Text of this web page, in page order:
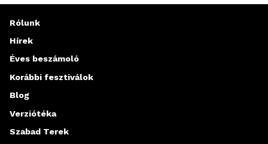
Rólunk
Hírek
Éves beszámoló
Korábbi fesztiválok
Blog
Verziótéka
Szabad Terek